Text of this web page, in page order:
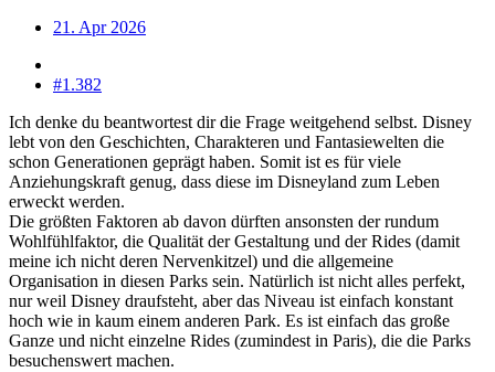
21. Apr 2026
#1.382
Ich denke du beantwortest dir die Frage weitgehend selbst. Disney
lebt von den Geschichten, Charakteren und Fantasiewelten die
schon Generationen geprägt haben. Somit ist es für viele
Anziehungskraft genug, dass diese im Disneyland zum Leben
erweckt werden.
Die größten Faktoren ab davon dürften ansonsten der rundum
Wohlfühlfaktor, die Qualität der Gestaltung und der Rides (damit
meine ich nicht deren Nervenkitzel) und die allgemeine
Organisation in diesen Parks sein. Natürlich ist nicht alles perfekt,
nur weil Disney draufsteht, aber das Niveau ist einfach konstant
hoch wie in kaum einem anderen Park. Es ist einfach das große
Ganze und nicht einzelne Rides (zumindest in Paris), die die Parks
besuchenswert machen.